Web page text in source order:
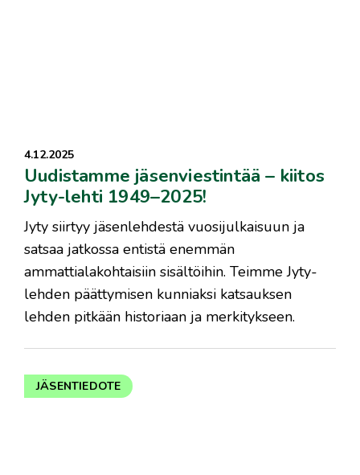
4.12.2025
Uudistamme jäsenviestintää – kiitos
Jyty-lehti 1949–2025!
Jyty siirtyy jäsenlehdestä vuosijulkaisuun ja
satsaa jatkossa entistä enemmän
ammattialakohtaisiin sisältöihin. Teimme Jyty-
lehden päättymisen kunniaksi katsauksen
lehden pitkään historiaan ja merkitykseen.
JÄSENTIEDOTE